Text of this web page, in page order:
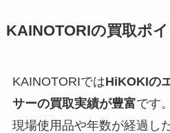
KAINOTORIの買取ポイ
KAINOTORIではHiKOKIの
サーの買取実績が豊富です。
現場使用品や年数が経過し